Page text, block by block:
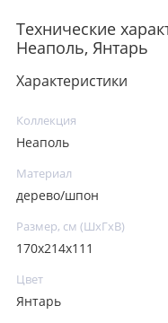
Технические
Неаполь, Янтарь
Характеристики
Коллекция
Неаполь
Материал
дерево/шпон
Размер, см (ШхГхВ)
170х214х111
Цвет
Янтарь